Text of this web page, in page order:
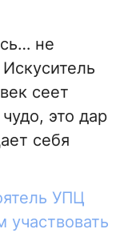
не
сеет
это дар
себя
УПЦ
участвовать